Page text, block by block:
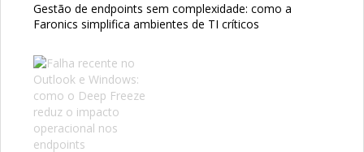
Gestão de endpoints sem complexidade: como a
Faronics simplifica ambientes de TI críticos